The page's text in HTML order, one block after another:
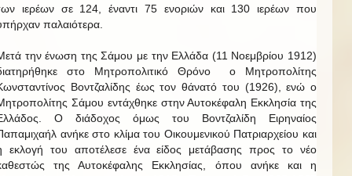
ιερέων σε 124, έναντι 75 ενοριών και 130 ιερέων που
παλαιότερα.
την ένωση της Σάμου με την Ελλάδα (11 Νοεμβρίου 1912)
στο Μητροπολιτικό Θρόνο ο Μητροπολίτης
Βοντζαλίδης έως τον θάνατό του (1926), ενώ ο
Σάμου εντάχθηκε στην Αυτοκέφαλη Εκκλησία της
Ο διάδοχος όμως του Βοντζαλίδη Ειρηναίος
ανήκε στο κλίμα του Οικουμενικού Πατριαρχείου και
εκλογή του αποτέλεσε ένα είδος μετάβασης προς το νέο
της Αυτοκέφαλης Εκκλησίας, όπου ανήκε και η